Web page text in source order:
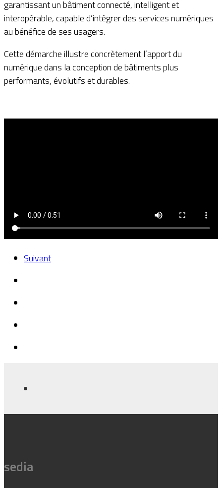
garantissant un bâtiment connecté, intelligent et
interopérable, capable d’intégrer des services numériques
au bénéfice de ses usagers.
Cette démarche illustre concrètement l’apport du
numérique dans la conception de bâtiments plus
performants, évolutifs et durables.
Suivant
sedia